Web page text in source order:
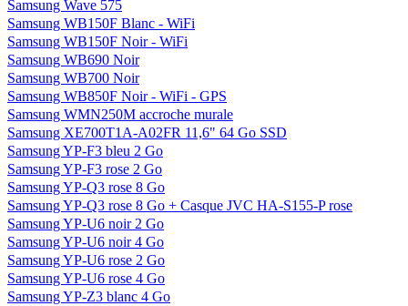
Samsung Wave 575
Samsung WB150F Blanc - WiFi
Samsung WB150F Noir - WiFi
Samsung WB690 Noir
Samsung WB700 Noir
Samsung WB850F Noir - WiFi - GPS
Samsung WMN250M accroche murale
Samsung XE700T1A-A02FR 11,6" 64 Go SSD
Samsung YP-F3 bleu 2 Go
Samsung YP-F3 rose 2 Go
Samsung YP-Q3 rose 8 Go
Samsung YP-Q3 rose 8 Go + Casque JVC HA-S155-P rose
Samsung YP-U6 noir 2 Go
Samsung YP-U6 noir 4 Go
Samsung YP-U6 rose 2 Go
Samsung YP-U6 rose 4 Go
Samsung YP-Z3 blanc 4 Go